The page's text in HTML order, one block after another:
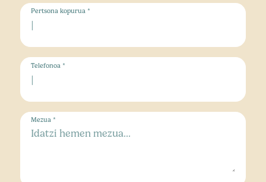
Pertsona kopurua *
Telefonoa *
Mezua *